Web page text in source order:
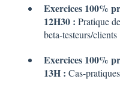
Exercices 100%
12H30 : Pratique
beta-testeurs/clients
Exercices 100%
13H : Cas-